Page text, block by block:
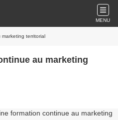
MENU
territorial
au marketing